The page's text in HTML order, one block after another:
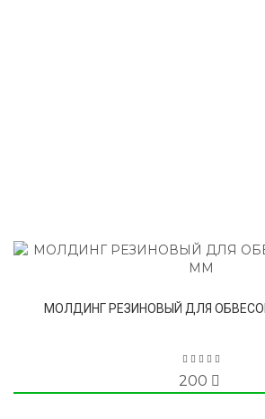
МОЛДИНГ РЕЗИНОВЫЙ ДЛЯ
200